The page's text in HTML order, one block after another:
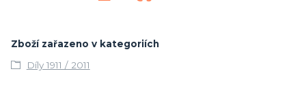
Zboží zařazeno v kategoriích
Díly 1911 / 2011